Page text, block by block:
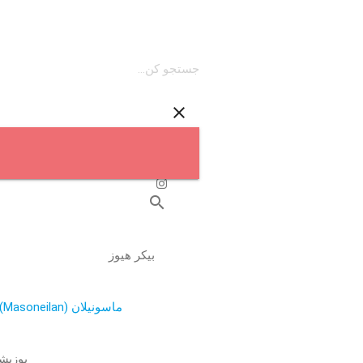
close
search
بیکر هیوز
ماسونیلان (Masoneilan)